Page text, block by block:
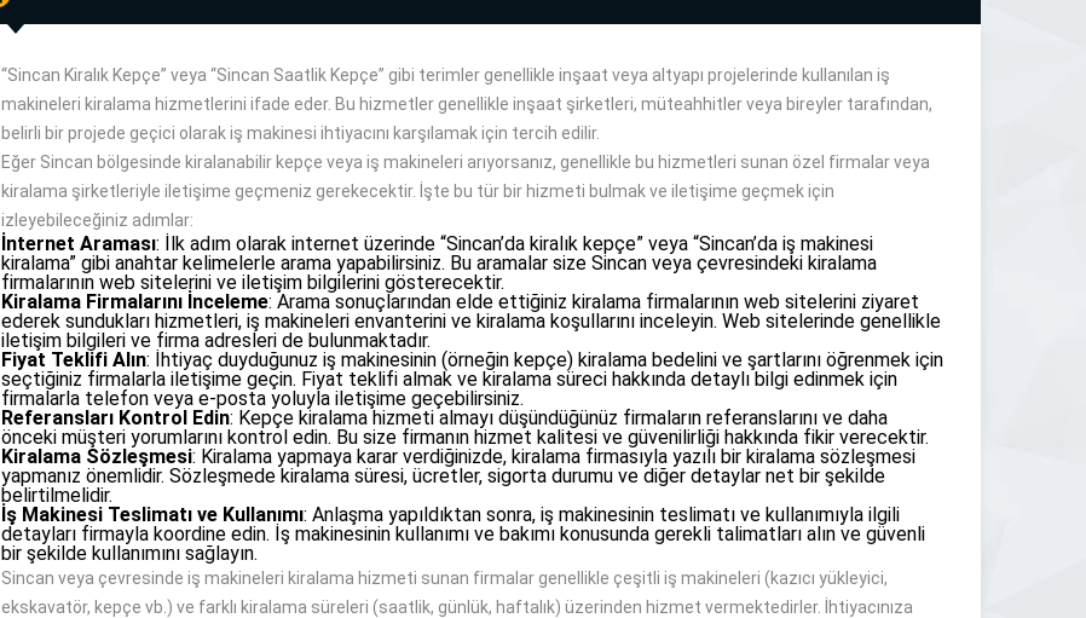
“Sincan Kiralık Kepçe” veya “Sincan Saatlik Kepçe” gibi terimler genellikle inşaat veya altyapı projelerinde kullanılan iş
makineleri kiralama hizmetlerini ifade eder. Bu hizmetler genellikle inşaat şirketleri, müteahhitler veya bireyler tarafından,
belirli bir projede geçici olarak iş makinesi ihtiyacını karşılamak için tercih edilir.
Eğer Sincan bölgesinde kiralanabilir kepçe veya iş makineleri arıyorsanız, genellikle bu hizmetleri sunan özel firmalar veya
kiralama şirketleriyle iletişime geçmeniz gerekecektir. İşte bu tür bir hizmeti bulmak ve iletişime geçmek için
izleyebileceğiniz adımlar:
İnternet Araması: İlk adım olarak internet üzerinde “Sincan’da kiralık kepçe” veya “Sincan’da iş makinesi
kiralama” gibi anahtar kelimelerle arama yapabilirsiniz. Bu aramalar size Sincan veya çevresindeki kiralama
firmalarının web sitelerini ve iletişim bilgilerini gösterecektir.
Kiralama Firmalarını İnceleme: Arama sonuçlarından elde ettiğiniz kiralama firmalarının web sitelerini ziyaret
ederek sundukları hizmetleri, iş makineleri envanterini ve kiralama koşullarını inceleyin. Web sitelerinde genellikle
iletişim bilgileri ve firma adresleri de bulunmaktadır.
Fiyat Teklifi Alın: İhtiyaç duyduğunuz iş makinesinin (örneğin kepçe) kiralama bedelini ve şartlarını öğrenmek için
seçtiğiniz firmalarla iletişime geçin. Fiyat teklifi almak ve kiralama süreci hakkında detaylı bilgi edinmek için
firmalarla telefon veya e-posta yoluyla iletişime geçebilirsiniz.
Referansları Kontrol Edin: Kepçe kiralama hizmeti almayı düşündüğünüz firmaların referanslarını ve daha
önceki müşteri yorumlarını kontrol edin. Bu size firmanın hizmet kalitesi ve güvenilirliği hakkında fikir verecektir.
Kiralama Sözleşmesi: Kiralama yapmaya karar verdiğinizde, kiralama firmasıyla yazılı bir kiralama sözleşmesi
yapmanız önemlidir. Sözleşmede kiralama süresi, ücretler, sigorta durumu ve diğer detaylar net bir şekilde
belirtilmelidir.
İş Makinesi Teslimatı ve Kullanımı: Anlaşma yapıldıktan sonra, iş makinesinin teslimatı ve kullanımıyla ilgili
detayları firmayla koordine edin. İş makinesinin kullanımı ve bakımı konusunda gerekli talimatları alın ve güvenli
bir şekilde kullanımını sağlayın.
Sincan veya çevresinde iş makineleri kiralama hizmeti sunan firmalar genellikle çeşitli iş makineleri (kazıcı yükleyici,
ekskavatör, kepçe vb.) ve farklı kiralama süreleri (saatlik, günlük, haftalık) üzerinden hizmet vermektedirler. İhtiyacınıza